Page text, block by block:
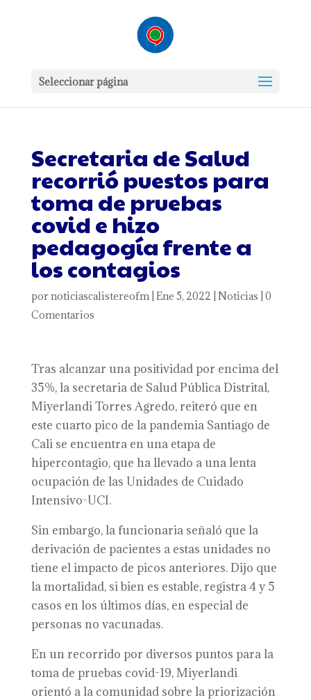
Seleccionar página
Secretaria de Salud
recorrió puestos para
toma de pruebas
covid e hizo
pedagogía frente a
los contagios
por noticiascalistereofm| Ene 5, 2022 Noticias 0
Comentarios
Tras alcanzar una positividad por encima del
35%, la secretaria de Salud Pública Distrital,
Miyerlandi Torres Agredo, reiteró que en
este cuarto pico de la pandemia Santiago de
Cali se encuentra en una etapa de
hipercontagio, que ha llevado a una lenta
ocupación de las Unidades de Cuidado
Intensivo-UCI.
Sin embargo, la funcionaria señaló que la
derivación de pacientes a estas unidades no
tiene el impacto de picos anteriores. Dijo que
la mortalidad, si bien es estable, registra 4 y 5
casos en los últimos días, en especial de
personas no vacunadas.
En un recorrido por diversos puntos para la
toma de pruebas covid-19, Miyerlandi
orientó a la comunidad sobre la priorización